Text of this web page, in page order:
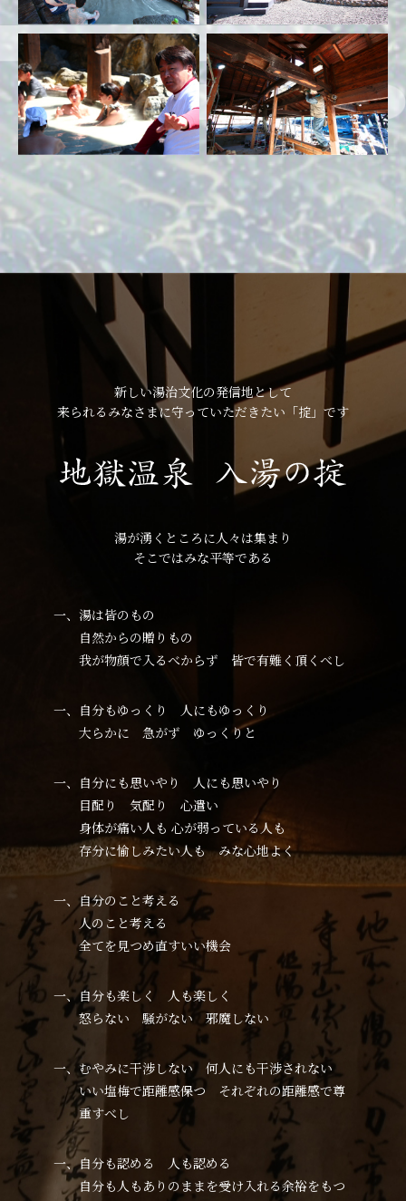
新しい湯治文化の発信地として
来られるみなさまに守っていただきたい「掟」です
湯が湧くところに人々は集まり
そこではみな平等である
一、湯は皆のもの
自然からの贈りもの
我が物顔で入るべからず 皆で有難く頂くべし
一、自分もゆっくり 人にもゆっくり
大らかに 急がず ゆっくりと
一、自分にも思いやり 人にも思いやり
目配り 気配り 心遣い
身体が痛い人も 心が弱っている人も
存分に愉しみたい人も みな心地よく
一、自分のこと考える
人のこと考える
全てを見つめ直すいい機会
一、自分も楽しく 人も楽しく
怒らない 騒がない 邪魔しない
一、むやみに干渉しない 何人にも干渉されない
いい塩梅で距離感保つ それぞれの距離感で尊
重すべし
一、自分も認める 人も認める
自分も人もありのままを受け入れる余裕をもつ